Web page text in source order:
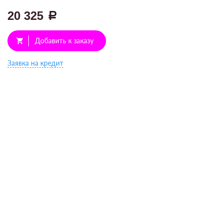
20 325 a
shopping_cart Добавить к заказу
Заявка на кредит